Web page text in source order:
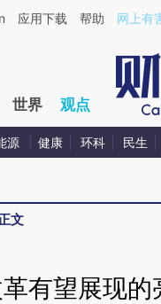
应用下载 帮助 网上有
世界 观点
源 健康 环科 民生
文
有望展现的